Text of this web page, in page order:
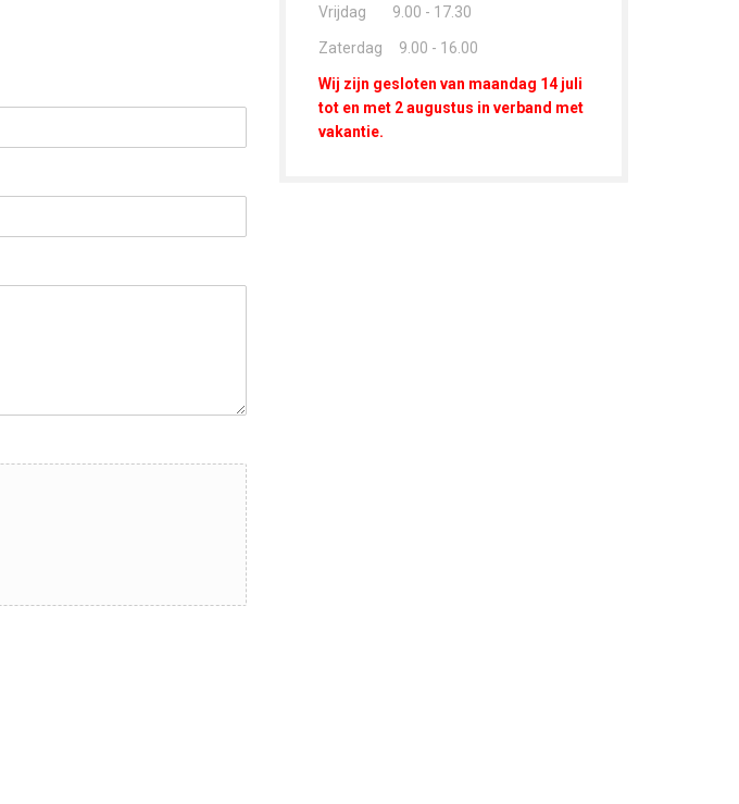
Vrijdag 9.00 - 17.30
Zaterdag 9.00 - 16.00
Wij zijn gesloten van maandag 14 juli
tot en met 2 augustus in verband met
vakantie.